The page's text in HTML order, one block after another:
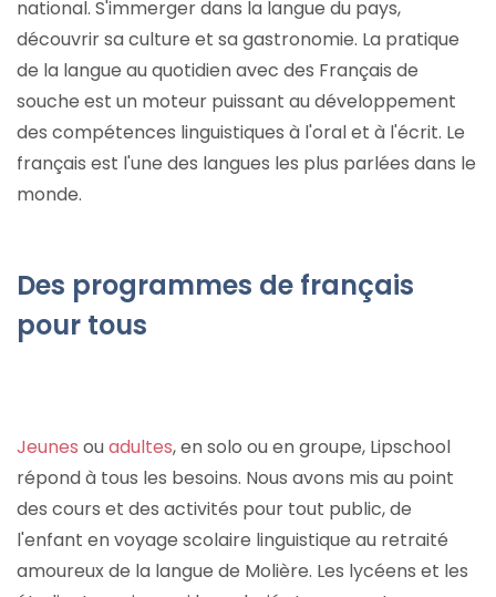
national. S'immerger dans la langue du pays,
découvrir sa culture et sa gastronomie. La pratique
de la langue au quotidien avec des Français de
souche est un moteur puissant au développement
des compétences linguistiques à l'oral et à l'écrit. Le
français est l'une des langues les plus parlées dans le
monde.
Des programmes de français
pour tous
Jeunes ouadultes, en solo ou en groupe, Lipschool
répond à tous les besoins. Nous avons mis au point
des cours et des activités pour tout public, de
l'enfant en voyage scolaire linguistique au retraité
amoureux de la langue de Molière. Les lycéens et les